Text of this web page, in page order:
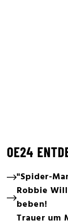
OE24
"Spider-
Robbie
beben!
Trauer um